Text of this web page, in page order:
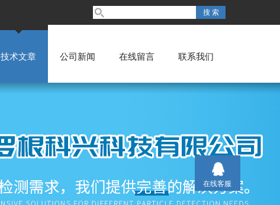
技术文章 公司新闻 在线留言 联系我们
在线客服